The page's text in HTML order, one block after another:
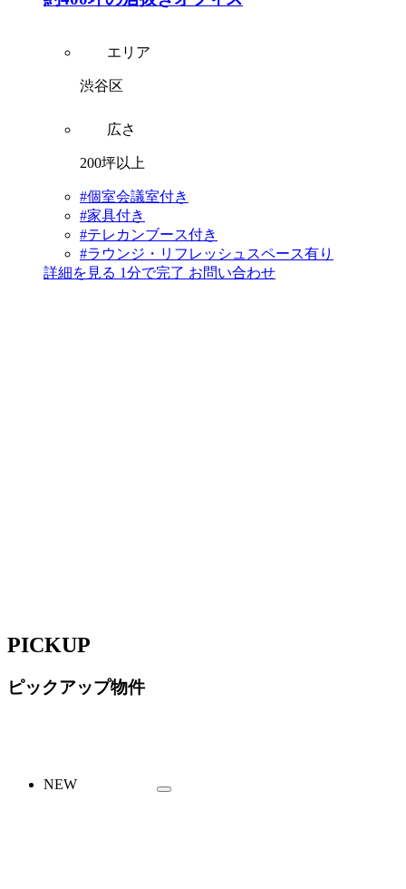
エリア
渋谷区
広さ
200坪以上
#個室会議室付き
#家具付き
#テレカンブース付き
#ラウンジ・リフレッシュスペース有り
詳細を見る 1分で完了 お問い合わせ
PICKUP
ピックアップ物件
NEW